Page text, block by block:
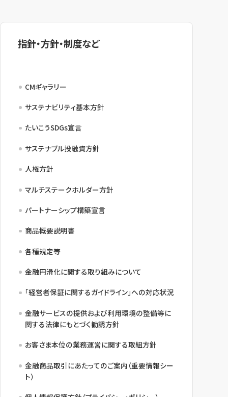
指針・方針・制度など
CMギャラリー
サステナビリティ基本方針
たいこうSDGs宣言
サステナブル投融資方針
人権方針
マルチステークホルダー方針
パートナーシップ構築宣言
商品概要説明書
各種規定等
金融円滑化に関する取り組みについて
「経営者保証に関するガイドライン」への対応状況
金融サービスの提供および利用環境の整備等に
関する法律にもとづく勧誘方針
お客さま本位の業務運営に関する取組方針
金融商品取引にあたってのご案内（重要情報シー
ト）